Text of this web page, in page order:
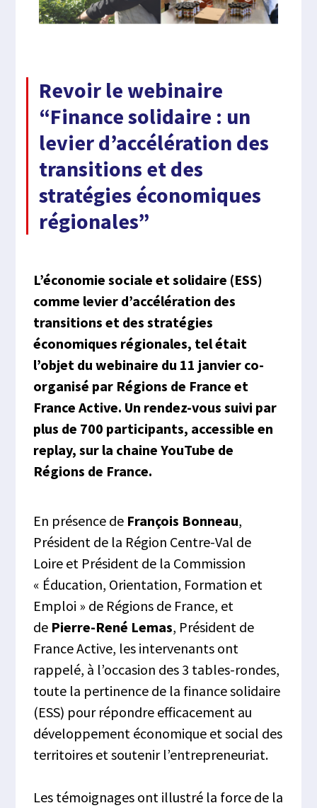
Revoir le webinaire
“Finance solidaire : un
levier d’accélération des
transitions et des
stratégies économiques
régionales”
L’économie sociale et solidaire (ESS)
comme levier d’accélération des
transitions et des stratégies
économiques régionales, tel était
l’objet du webinaire du 11 janvier co-
organisé par Régions de France et
France Active. Un rendez-vous suivi par
plus de 700 participants, accessible en
replay, sur la chaine YouTube de
Régions de France.
En présence de François Bonneau,
Président de la Région Centre-Val de
Loire et Président de la Commission
« Éducation, Orientation, Formation et
Emploi » de Régions de France, et
de Pierre-René Lemas, Président de
France Active, les intervenants ont
rappelé, à l’occasion des 3 tables-rondes,
toute la pertinence de la finance solidaire
(ESS) pour répondre efficacement au
développement économique et social des
territoires et soutenir l’entrepreneuriat.
Les témoignages ont illustré la force de la